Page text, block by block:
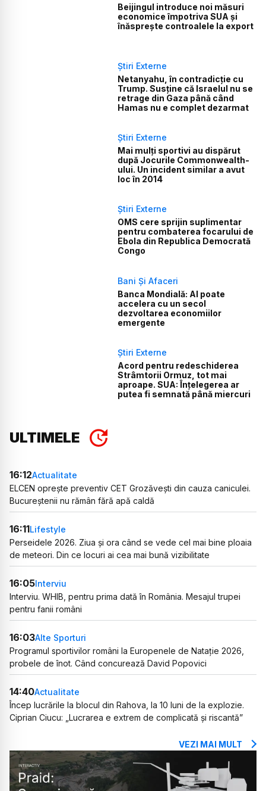
Beijingul introduce noi măsuri
economice împotriva SUA și
înăsprește controalele la export
Știri Externe
Netanyahu, în contradicție cu
Trump. Susține că Israelul nu se
retrage din Gaza până când
Hamas nu e complet dezarmat
Știri Externe
Mai mulți sportivi au dispărut
după Jocurile Commonwealth-
ului. Un incident similar a avut
loc în 2014
Știri Externe
OMS cere sprijin suplimentar
pentru combaterea focarului de
Ebola din Republica Democrată
Congo
Bani Și Afaceri
Banca Mondială: AI poate
accelera cu un secol
dezvoltarea economiilor
emergente
Știri Externe
Acord pentru redeschiderea
Strâmtorii Ormuz, tot mai
aproape. SUA: Înțelegerea ar
putea fi semnată până miercuri
ULTIMELE
16:12Actualitate
ELCEN oprește preventiv CET Grozăvești din cauza caniculei.
Bucureștenii nu rămân fără apă caldă
16:11Lifestyle
Perseidele 2026. Ziua și ora când se vede cel mai bine ploaia
de meteori. Din ce locuri ai cea mai bună vizibilitate
16:05Interviu
Interviu. WHIB, pentru prima dată în România. Mesajul trupei
pentru fanii români
16:03Alte Sporturi
Programul sportivilor români la Europenele de Natație 2026,
probele de înot. Când concurează David Popovici
14:40Actualitate
Încep lucrările la blocul din Rahova, la 10 luni de la explozie.
Ciprian Ciucu: „Lucrarea e extrem de complicată și riscantă”
VEZI MAI MULT